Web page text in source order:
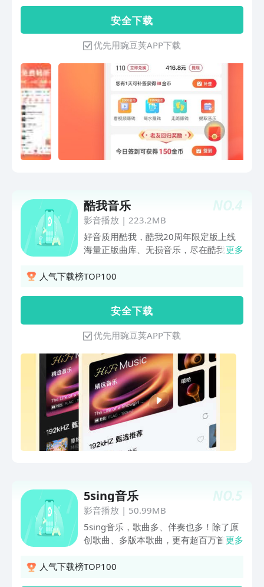
ogg、aac、amr、aiff、mp3等。 2.支持
32位输出，解码精度高。 3.支持CUE文
件。 4.支持外接USB声卡，支持DXD，
Dop，DSD源码输出。 现在下载更可享
磅福利。 快来体验吧~我们Viper HiFi
钱，无需复杂任务，只需正常听歌，自动
累积金币，轻松提现到账！ 【车载专
享】 开车必听车载DJ、专属车载电台，
让您开车不犯困 ！听歌无需买U盘，用这
一个就够了！ 【至臻音质】 超清音源，
一键下载，离线不耗流量不花钱！随时还
原高透声音质感，带您感受最真实的现
场！ 【精彩视频】 时光荏苒，岁月依
旧，美好生活，不许活得无趣。真实的生
活趣事、超新的网络热梗、丰富的知识攻
略、大自然的旅行风光，总有你想看的！
里！ 【AI创作】 你只需输入一段文字即
可生成原创音乐，AI帮你实现音乐创作自
由，随时满足你表白、自媒体创作、影视
剪辑配乐等多种应用场景。 快音客服微
信：Kuaiyin-C 问题和建议，欢迎添加微
信联系我们啦～
安 全 下 载
优先用豌豆荚APP下载
NO.4
酷我音乐
影音播放 | 223.2MB
好音质用酷我，酷我20周年限定版上线
海量正版曲库、无损音乐，尽在酷我，随
超清音质、HiFi专区、新歌速递、权威榜
挂件，自由装扮，让每一首歌都拥有专属
氛围 【海量音乐资源】正版曲库，热门
金曲与新锐单曲一网打尽 【稀有母带品
质】独家母带资源，极致还原声音细节
【专业HiFi专区】汇集Hi-Res、黑胶、母
带等高清音频资源，打造专属聆听殿堂
【独家音乐内容】艺人独家专访、专场
Live，只为酷我用户珍藏 【精品有声内
容】有声读物、小说连载、相声曲艺、儿
童故事，听你所爱 【跨平台同步听】“我
的收藏”多端同步，随时随地继续聆听
【简洁美观界面】界面清爽直观，操作流
畅易用 平台更集成强大搜索、歌手专
辑、视频MV、听歌识曲与哼唱识别等功
能，助你随心发现、畅享好音乐
更多
人气下载榜TOP100
安 全 下 载
优先用豌豆荚APP下载
NO.5
5sing音乐
影音播放 | 50.99MB
5sing音乐，歌曲多、伴奏也多！除了原
创歌曲、多版本歌曲，更有超百万首伴
等，这里都有。伴奏曲风丰富，覆盖古
更多
人气下载榜TOP100